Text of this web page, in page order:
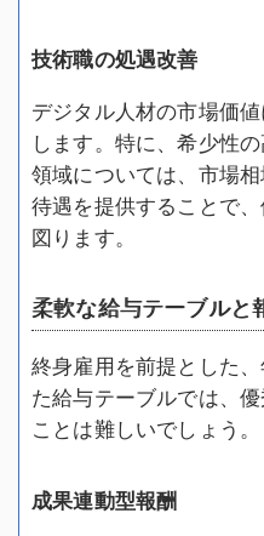
技術職の処遇改善
デジタル人材の市場価
します。特に、希少性
領域については、市場
待遇を提供することで
図ります。
柔軟な給与テーブルと
終身雇用を前提とした
た給与テーブルでは、
ことは難しいでしょう。
成果連動型報酬